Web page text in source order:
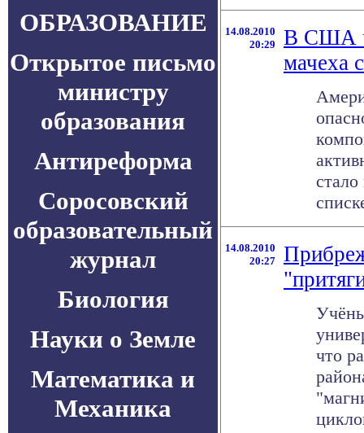
ОБРАЗОВАНИЕ
Открытое письмо
министру
образования
Антиреформа
Соросовский
образовательный
журнал
Биология
Науки о Земле
Математика и
Механика
14.08.2010
20:29
В США
мачеха
стало
14.08.2010
20:27
что